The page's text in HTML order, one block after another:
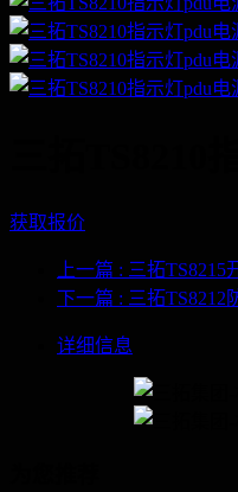
获取报价
上一篇 : 三拓TS8215
下一篇 : 三拓TS8212
详细信息